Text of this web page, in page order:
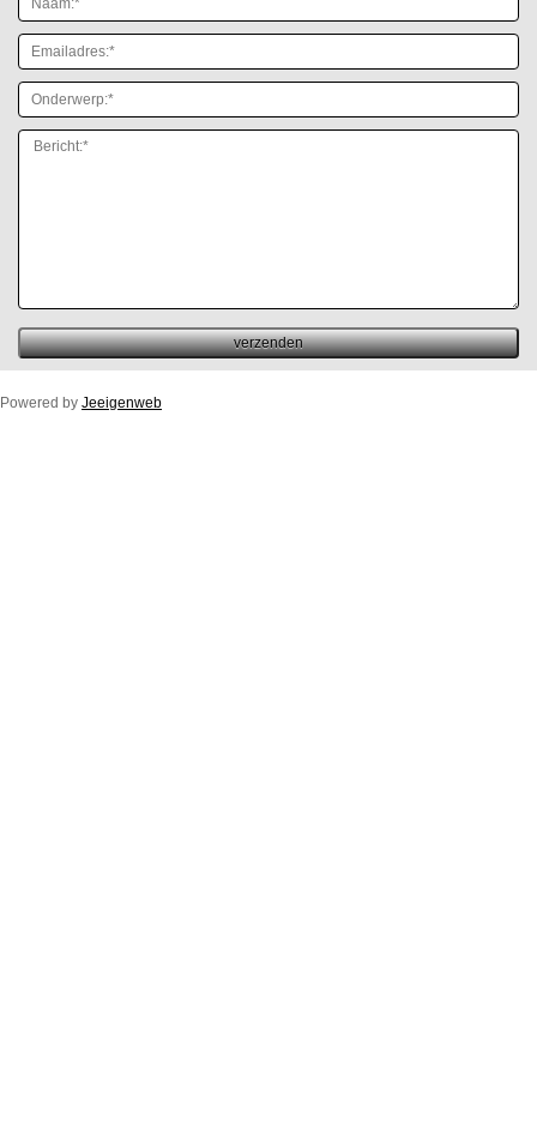
Powered by Jeeigenweb